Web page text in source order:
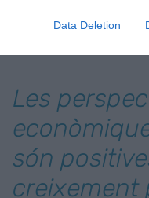
Data Deletion
dependència
Les
són
creixement